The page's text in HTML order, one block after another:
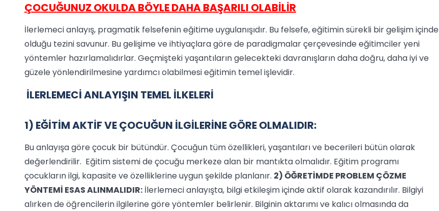
ÇOCUĞUNUZ OKULDA BÖYLE DAHA BAŞARILI OLABİLİR
İlerlemeci anlayış, pragmatik felsefenin eğitime uygulanışıdır. Bu felsefe, eğitimin sürekli bir gelişim içinde
olduğu tezini savunur. Bu gelişime ve ihtiyaçlara göre de paradigmalar çerçevesinde eğitimciler yeni
yöntemler hazırlamalıdırlar. Geçmişteki yaşantıların gelecekteki davranışların daha doğru, daha iyi ve
güzele yönlendirilmesine yardımcı olabilmesi eğitimin temel işlevidir.
İLERLEMECİ ANLAYIŞIN TEMEL İLKELERİ
1) EĞİTİM AKTİF VE ÇOCUĞUN İLGİLERİNE GÖRE OLMALIDIR:
Bu anlayışa göre çocuk bir bütündür. Çocuğun tüm özellikleri, yaşantıları ve becerileri bütün olarak
değerlendirilir. Eğitim sistemi de çocuğu merkeze alan bir mantıkta olmalıdır. Eğitim programı
çocukların ilgi, kapasite ve özelliklerine uygun şekilde planlanır. 2) ÖĞRETİMDE PROBLEM ÇÖZME
YÖNTEMİ ESAS ALINMALIDIR: İlerlemeci anlayışta, bilgi etkileşim içinde aktif olarak kazandırılır. Bilgiyi
alırken de öğrencilerin ilgilerine göre yöntemler belirlenir. Bilginin aktarımı ve kalıcı olmasında da